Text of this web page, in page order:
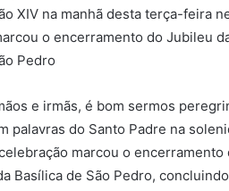
XIV na manhã desta terça-feira
o encerramento do Jubileu
Pedro
e irmãs, é bom sermos
palavras do Santo Padre na
marcou o
Basílica de São Pedro,